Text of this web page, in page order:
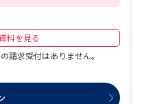
料を見る
請求受付はありません。